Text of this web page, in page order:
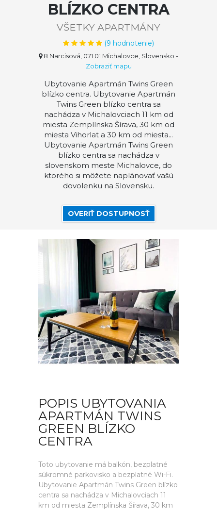
BLÍZKO CENTRA
VŠETKY APARTMÁNY
(9 hodnotenie)
8 Narcisová, 071 01 Michalovce, Slovensko -
Zobraziť mapu
Ubytovanie Apartmán Twins Green
blízko centra. Ubytovanie Apartmán
Twins Green blízko centra sa
nachádza v Michalovciach 11 km od
miesta Zemplínska Šírava, 30 km od
miesta Vihorlat a 30 km od miesta...
Ubytovanie Apartmán Twins Green
blízko centra sa nachádza v
slovenskom meste Michalovce, do
ktorého si môžete naplánovať vašú
dovolenku na Slovensku.
OVERIŤ DOSTUPNOSŤ
POPIS UBYTOVANIA
APARTMÁN TWINS
GREEN BLÍZKO
CENTRA
Toto ubytovanie má balkón, bezplatné
súkromné parkovisko a bezplatné Wi-Fi.
Ubytovanie Apartmán Twins Green blízko
centra sa nachádza v Michalovciach 11
km od miesta Zemplínska Šírava, 30 km